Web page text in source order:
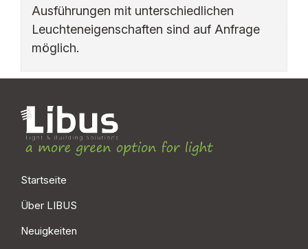
Ausführungen mit unterschiedlichen
Leuchteneigenschaften sind auf Anfrage
möglich.
Startseite
Über LIBUS
Neuigkeiten